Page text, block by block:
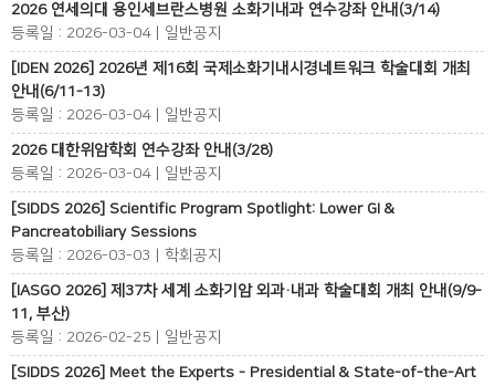
2026 연세의대 용인세브란스병원 소화기내과 연수강좌 안내(3/14)
등록일 : 2026-03-04 | 일반공지
[IDEN 2026] 2026년 제16회 국제소화기내시경네트워크 학술대회 개최
안내(6/11-13)
등록일 : 2026-03-04 | 일반공지
2026 대한위암학회 연수강좌 안내(3/28)
등록일 : 2026-03-04 | 일반공지
[SIDDS 2026] Scientific Program Spotlight: Lower GI &
Pancreatobiliary Sessions
등록일 : 2026-03-03 | 학회공지
[IASGO 2026] 제37차 세계 소화기암 외과·내과 학술대회 개최 안내(9/9-
11, 부산)
등록일 : 2026-02-25 | 일반공지
[SIDDS 2026] Meet the Experts - Presidential & State-of-the-Art